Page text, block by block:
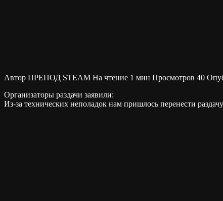
Автор ПРЕПОД STEAM На чтение 1 мин Просмотров 40
Организаторы раздачи заявили:
Из-за технических неполадок нам пришлось перенести